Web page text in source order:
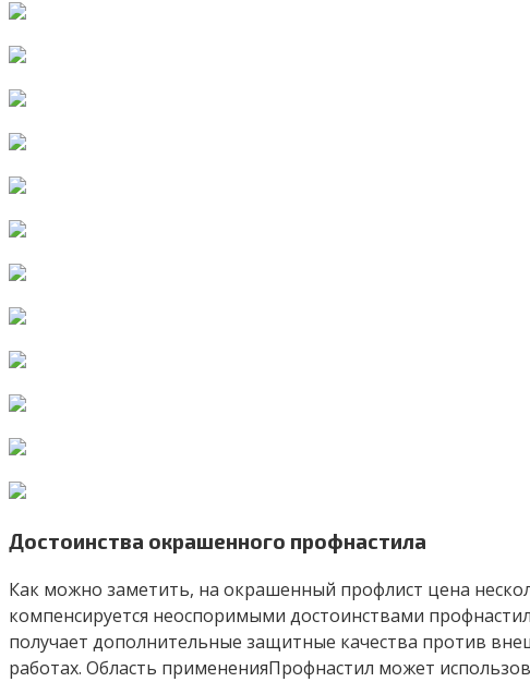
Достоинства окрашенного профнастила
Как можно заметить, на окрашенный профлист цена
компенсируется неоспоримыми достоинствами
получает дополнительные защитные качества против
работах. Область примененияПрофнастил может